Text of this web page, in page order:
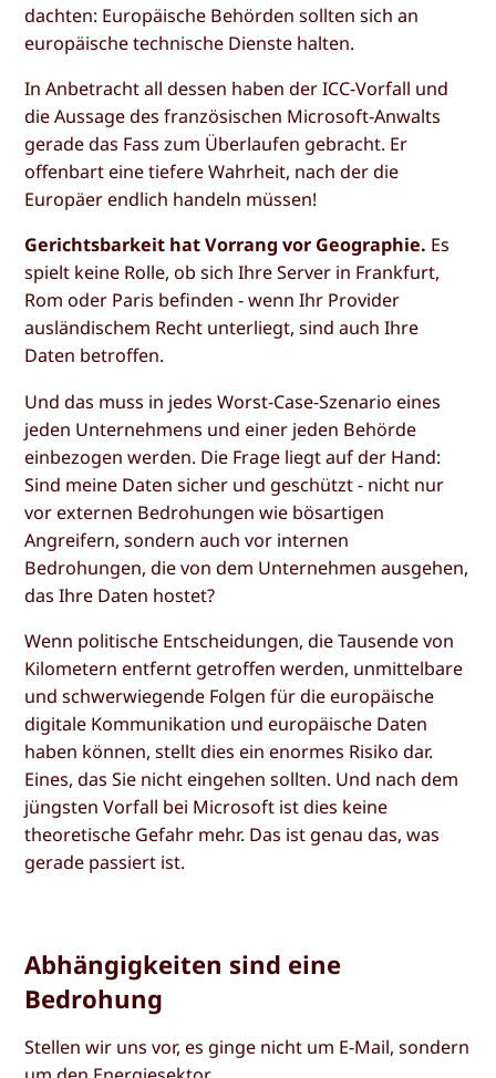
dachten: Europäische Behörden sollten sich an
europäische technische Dienste halten.
In Anbetracht all dessen haben der ICC-Vorfall und
die Aussage des französischen Microsoft-Anwalts
gerade das Fass zum Überlaufen gebracht. Er
offenbart eine tiefere Wahrheit, nach der die
Europäer endlich handeln müssen!
Gerichtsbarkeit hat Vorrang vor Geographie. Es
spielt keine Rolle, ob sich Ihre Server in Frankfurt,
Rom oder Paris befinden - wenn Ihr Provider
ausländischem Recht unterliegt, sind auch Ihre
Daten betroffen.
Und das muss in jedes Worst-Case-Szenario eines
jeden Unternehmens und einer jeden Behörde
einbezogen werden. Die Frage liegt auf der Hand:
Sind meine Daten sicher und geschützt - nicht nur
vor externen Bedrohungen wie bösartigen
Angreifern, sondern auch vor internen
Bedrohungen, die von dem Unternehmen ausgehen,
das Ihre Daten hostet?
Wenn politische Entscheidungen, die Tausende von
Kilometern entfernt getroffen werden, unmittelbare
und schwerwiegende Folgen für die europäische
digitale Kommunikation und europäische Daten
haben können, stellt dies ein enormes Risiko dar.
Eines, das Sie nicht eingehen sollten. Und nach dem
jüngsten Vorfall bei Microsoft ist dies keine
theoretische Gefahr mehr. Das ist genau das, was
gerade passiert ist.
Abhängigkeiten sind eine
Bedrohung
Stellen wir uns vor, es ginge nicht um E-Mail, sondern